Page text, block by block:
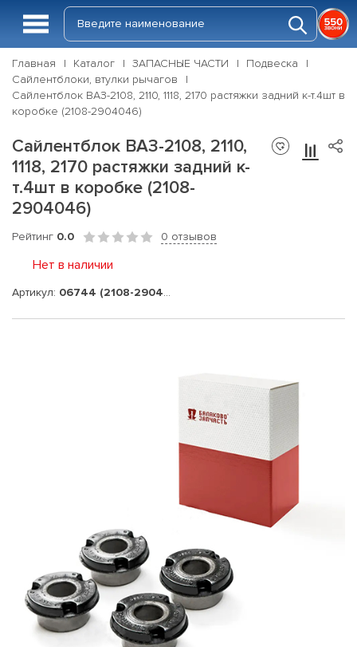
Главная Каталог ЗАПАСНЫЕ ЧАСТИ
Подвеска
Сайлентблоки, втулки рычагов
Сайлентблок ВАЗ-2108, 2110, 1118, 2170 растяжки задний к-т.4шт в
коробке (2108-2904046)
Сайлентблок ВАЗ-2108, 2110,
1118, 2170 растяжки задний к-
т.4шт в коробке (2108-
2904046)
Рейтинг 0.0 0 отзывов
Нет в наличии
Артикул: 06744 (2108-2904046)